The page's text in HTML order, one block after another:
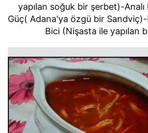
yapılan soğuk bir şerbet)-Analı
Güç( Adana'ya özgü bir
Bici (Nişasta ile yapılan